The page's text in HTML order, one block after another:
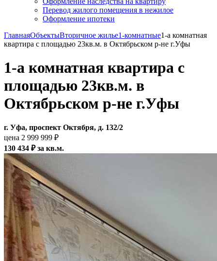
Перевод жилого помещения в нежилое
Оформление ипотеки
ГлавнаяОбъектыВторичное жилье1-комнатные1-а комнатная
квартира с площадью 23кв.м. в Октябрьском р-не г.Уфы
1-а комнатная квартира с
площадью 23кв.м. в
Октябрьском р-не г.Уфы
г. Уфа, проспект Октября, д. 132/2
цена 2 999 999 ₽
130 434 ₽ за кв.м.